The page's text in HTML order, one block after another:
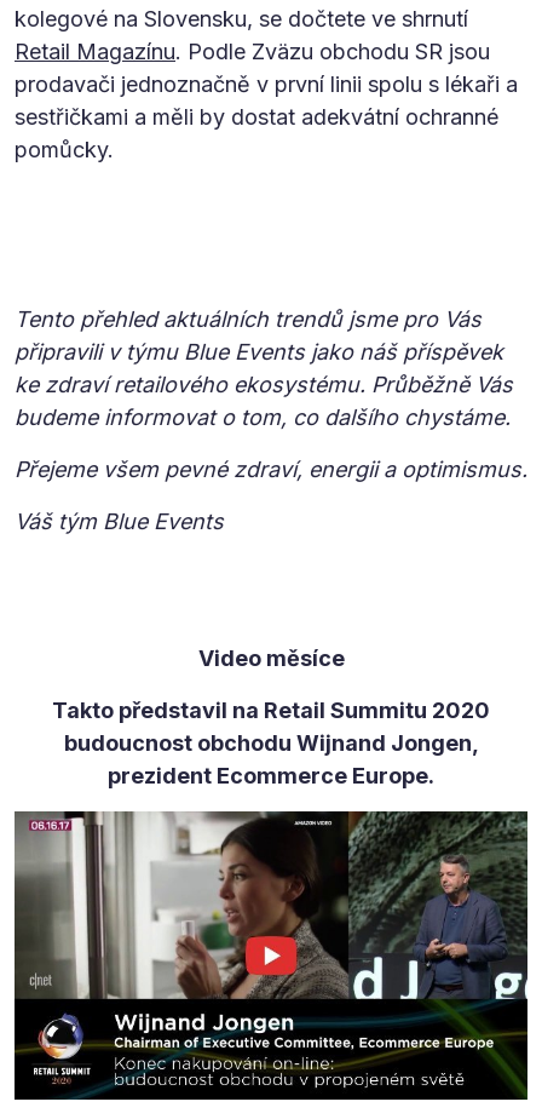
kolegové na Slovensku, se dočtete ve shrnutí
Retail Magazínu. Podle Zväzu obchodu SR jsou
prodavači jednoznačně v první linii spolu s lékaři a
sestřičkami a měli by dostat adekvátní ochranné
pomůcky.
Tento přehled aktuálních trendů jsme pro Vás
připravili v týmu Blue Events jako náš příspěvek
ke zdraví retailového ekosystému. Průběžně Vás
budeme informovat o tom, co dalšího chystáme.
Přejeme všem pevné zdraví, energii a optimismus.
Váš tým Blue Events
Video měsíce
Takto představil na Retail Summitu 2020
budoucnost obchodu Wijnand Jongen,
prezident Ecommerce Europe.